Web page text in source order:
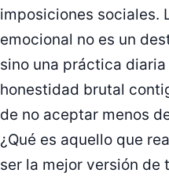
imposiciones sociales.
emocional no es un
sino una práctica
honestidad brutal
de no aceptar menos
¿Qué es aquello que
ser la mejor versión de